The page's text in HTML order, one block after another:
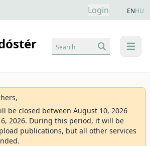
Login ENHU
menu
Search
be closed between August 10, 2026
2026. During this period, it will be
publications, but all other services